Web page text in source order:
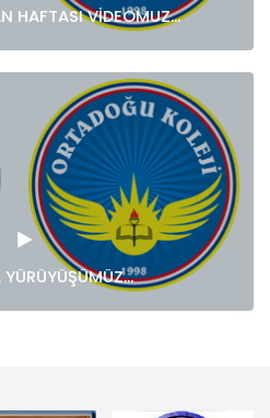
HAFTASI VİDEOMUZ...